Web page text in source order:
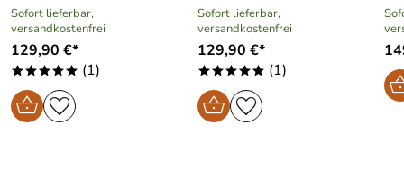
Sofort lieferbar,
versandkostenfrei
129,90 €*
***** (1)
Sofort lieferbar,
versandkostenfrei
129,90 €*
***** (1)